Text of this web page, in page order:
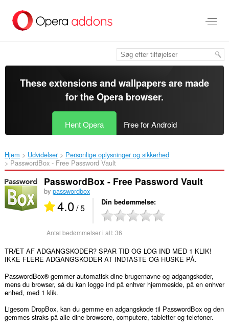
hovedindhold
These extensions and wallpapers are made
for theOpera browser.
Hent Opera Free for Android
Hjem Udvidelser
Personlige oplysninger og sikkerhed
PasswordBox - Free Password Vault‎
PasswordBox - Free Password Vault
by passwordbox
4.0/ 5 Din bedømmelse
Antal bedømmelser i alt:36
TRÆT AF ADGANGSKODER? SPAR TID OG LOG IND MED 1 KLIK!
IKKE FLERE ADGANGSKODER AT INDTASTE OG HUSKE PÅ.
PasswordBox® gemmer automatisk dine brugernavne og adgangskoder,
mens du browser, så du kan logge ind på enhver hjemmeside, på en enhver
enhed, med 1 klik.
Ligesom DropBox, kan du gemme en adgangskode til PasswordBox og den
gemmes straks på alle dine browsere, computere, tabletter og telefoner.